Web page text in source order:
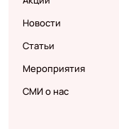
Новости
Статьи
Мероприятия
СМИ о нас